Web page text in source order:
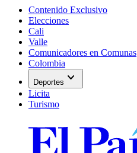
Contenido Exclusivo
Elecciones
Cali
Valle
Comunicadores en Comunas
Colombia
Deportes expand_more
Licita
Turismo